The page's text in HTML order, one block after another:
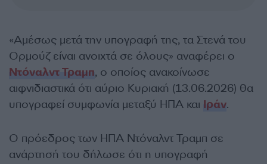
«Αμέσως μετά την υπογραφή της, τα Στενά του
Ορμούζ είναι ανοιχτά σε όλους» αναφέρει ο
Ντόναλντ Τραμπ, ο οποίος ανακοίνωσε
αιφνιδιαστικά ότι αύριο Κυριακή (13.06.2026) θα
υπογραφεί συμφωνία μεταξύ ΗΠΑ και Ιράν.
Ο πρόεδρος των ΗΠΑ Ντόναλντ Τραμπ σε
ανάρτησή του δήλωσε ότι η υπογραφή